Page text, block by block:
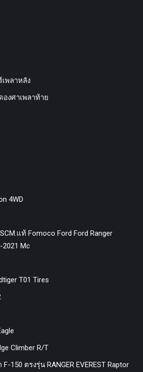
พลาหลัง
งศาเพลาท้าย
4WD
แท้ Fomoco Ford Ford Ranger
2021 Mc
T01 Tires
Climber R/T
150 ตรงรุ่น RANGER EVEREST Raptor